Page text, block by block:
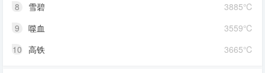
3885℃
8
雪碧
3559℃
9
噬血
3665℃
10 高铁